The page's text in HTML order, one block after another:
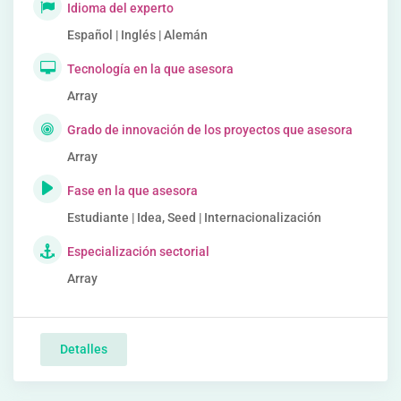
Idioma del experto
Español | Inglés | Alemán
Tecnología en la que asesora
Array
Grado de innovación de los proyectos que asesora
Array
Fase en la que asesora
Estudiante | Idea, Seed | Internacionalización
Especialización sectorial
Array
Detalles